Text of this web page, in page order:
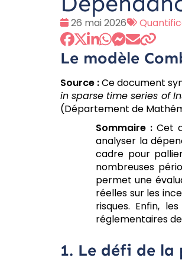
Date
:
26 mai 2026
Tags
:
Le modèle
Source :Ce document
in sparse time series of
(Département de
Sommaire :Cet
analyser la
cadre pour
nombreuses
permet une
réelles sur les
risques. Enfin,
réglementaires
1. Le défi de la